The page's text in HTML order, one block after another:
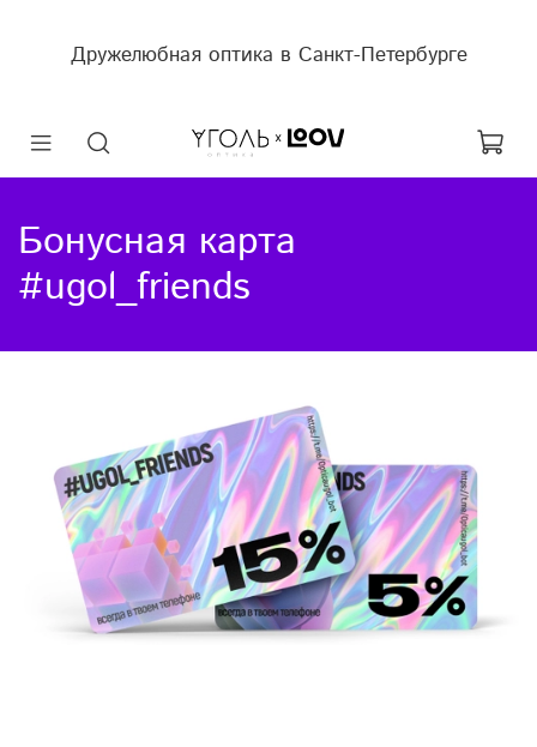
Дружелюбная оптика в Санкт-Петербурге
Бонусная карта
#ugol_friends